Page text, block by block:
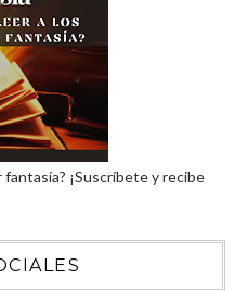
fantasía? ¡Suscríbete y recibe